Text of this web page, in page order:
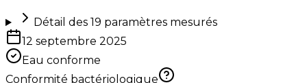
Détail des 19 paramètres mesurés
12 septembre 2025
Eau conforme
Conformité bactériologique